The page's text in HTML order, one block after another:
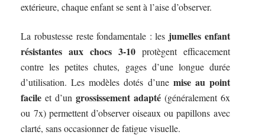
extérieure, chaque enfant se sent à l’aise d’observer.
La robustesse reste fondamentale : les jumelles enfant
résistantes aux chocs 3-10protègent efficacement
contre les petites chutes, gages d’une longue durée
d’utilisation. Les modèles dotés d’une mise au point
facile et d’un grossissement adapté(généralement 6x
ou 7x) permettent d’observer oiseaux ou papillons avec
clarté, sans occasionner de fatigue visuelle.